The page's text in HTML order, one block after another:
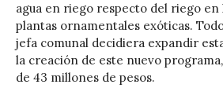
agua en riego respecto del riego
plantas ornamentales exóticas.
jefa comunal decidiera expandir
la creación de este nuevo
de 43 millones de pesos.